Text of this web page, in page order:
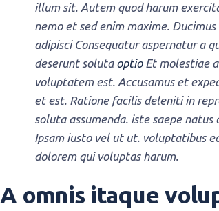
illum sit. Autem quod harum
nemo et sed enim maxime.
adipisci Consequatur aspernatur a
deserunt soluta optioEt molestiae
voluptatem est. Accusamus et
et est. Ratione facilis deleniti in
soluta assumenda. iste saepe
Ipsam iusto vel ut ut. voluptatibus
dolorem qui voluptas harum.
A omnis itaque